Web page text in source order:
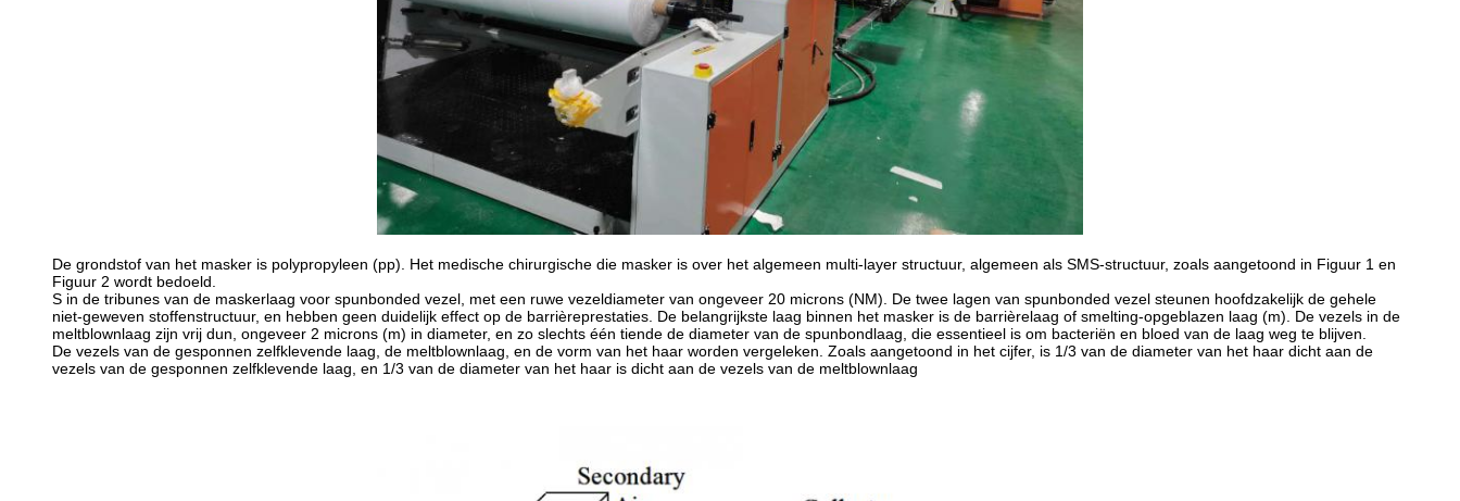
De grondstof van het masker is polypropyleen (pp). Het medische chirurgische die masker is over het algemeen multi-layer structuur, algemeen als SMS-structuur, zoals aangetoond in Figuur 1 en
Figuur 2 wordt bedoeld.
S in de tribunes van de maskerlaag voor spunbonded vezel, met een ruwe vezeldiameter van ongeveer 20 microns (NM). De twee lagen van spunbonded vezel steunen hoofdzakelijk de gehele
niet-geweven stoffenstructuur, en hebben geen duidelijk effect op de barrièreprestaties. De belangrijkste laag binnen het masker is de barrièrelaag of smelting-opgeblazen laag (m). De vezels in de
meltblownlaag zijn vrij dun, ongeveer 2 microns (m) in diameter, en zo slechts één tiende de diameter van de spunbondlaag, die essentieel is om bacteriën en bloed van de laag weg te blijven.
De vezels van de gesponnen zelfklevende laag, de meltblownlaag, en de vorm van het haar worden vergeleken. Zoals aangetoond in het cijfer, is 1/3 van de diameter van het haar dicht aan de
vezels van de gesponnen zelfklevende laag, en 1/3 van de diameter van het haar is dicht aan de vezels van de meltblownlaag